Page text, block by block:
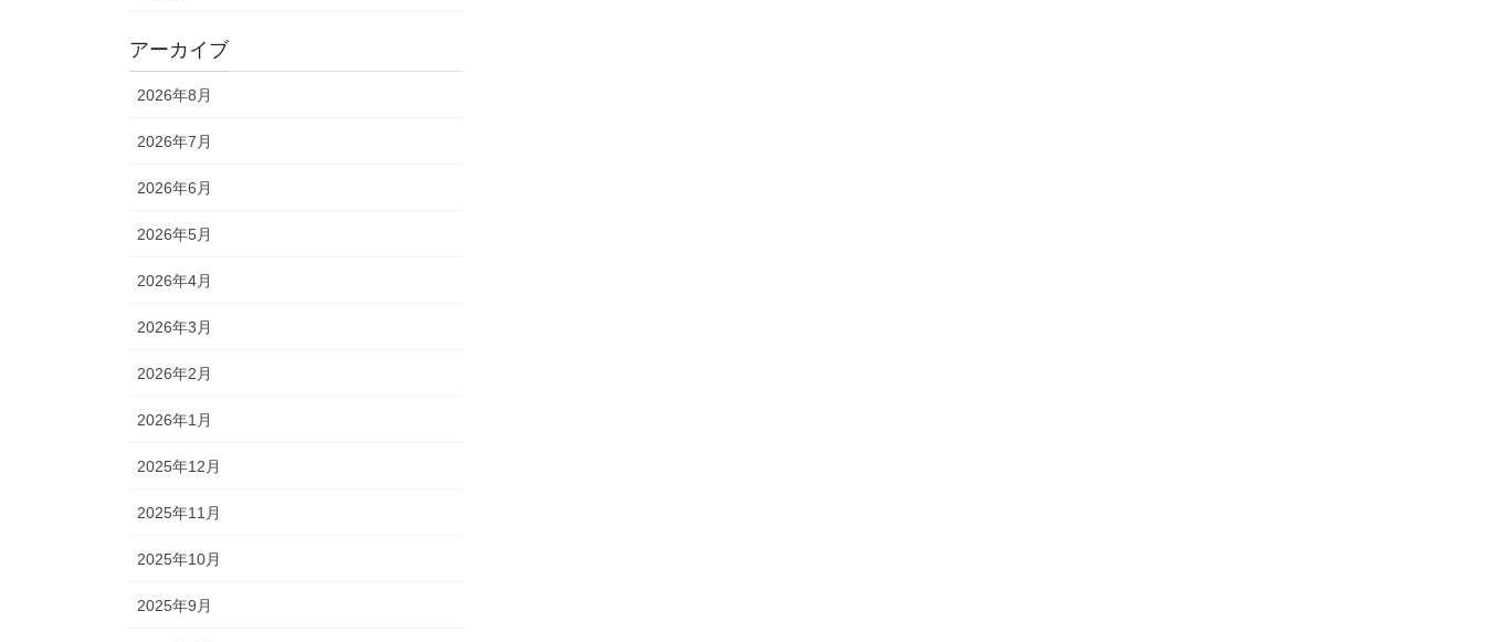
アーカイブ
2026年8月
2026年7月
2026年6月
2026年5月
2026年4月
2026年3月
2026年2月
2026年1月
2025年12月
2025年11月
2025年10月
2025年9月